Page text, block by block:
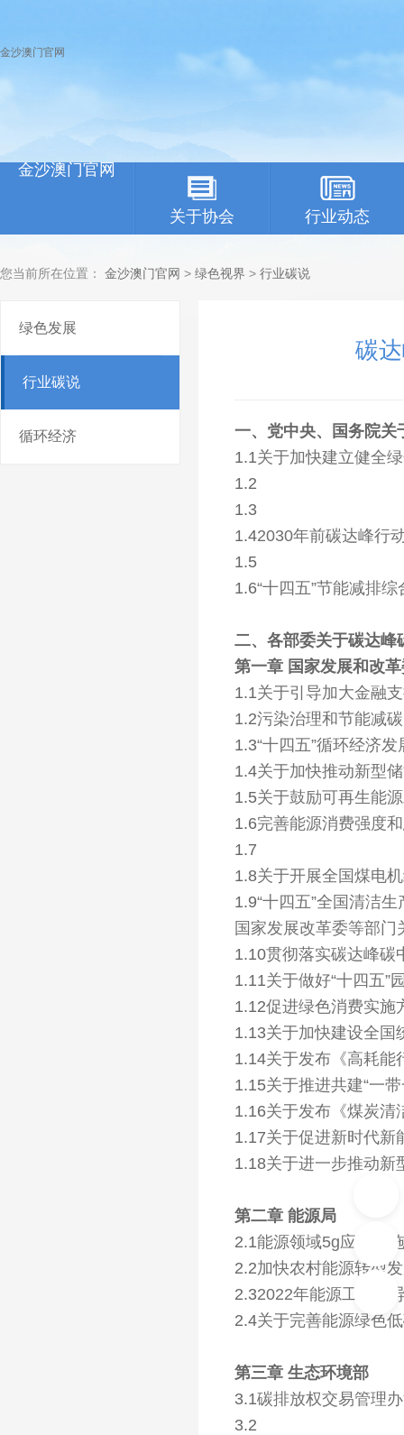
金沙澳门官网
金沙澳门官网
关于协会 行业动态
您当前所在位置： 金沙澳门官网 > 绿色视界 > 行业碳说
绿色发展
行业碳说
循环经济
碳
一、党中央、国务院关
1.1关于加快建立健全
1.2
1.3
1.42030年前碳达峰行
1.5
1.6“十四五”节能减排
二、各部委关于碳达峰
第一章 国家发展和改
1.1关于引导加大金融
1.2污染治理和节能减
1.3“十四五”循环经济发
1.4关于加快推动新型
1.5关于鼓励可再生能
1.6完善能源消费强度
1.7
1.8关于开展全国煤电
1.9“十四五”全国清洁
国家发展改革委等部
1.10贯彻落实碳达峰碳
1.11关于做好“十四五”
1.12促进绿色消费实施
1.13关于加快建设全国
1.14关于发布《高耗能
1.15关于推进共建“一
1.16关于发布《煤炭清
1.17关于促进新时代新
1.18关于进一步推动新
第二章 能源局
2.1能源领域5g应用实
2.2加快农村能源转型
2.32022年能源工作指
2.4关于完善能源绿色
第三章 生态环境部
3.1碳排放权交易管理
3.2